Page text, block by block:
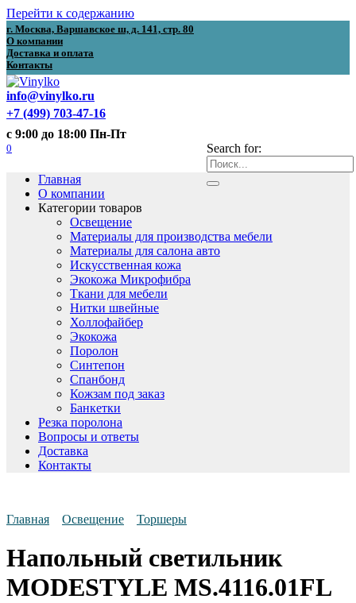
Перейти к содержанию
г. Москва, Варшавское ш, д. 141, стр. 80
О компании
Доставка и оплата
Контакты
info@vinylko.ru
+7 (499) 703-47-16
с 9:00 до 18:00 Пн-Пт
Search for:
0
Главная
О компании
Категории товаров
Освещение
Материалы для производства мебели
Материалы для салона авто
Искусственная кожа
Экокожа Микрофибра
Ткани для мебели
Нитки швейные
Холлофайбер
Экокожа
Поролон
Синтепон
Спанбонд
Кожзам под заказ
Банкетки
Резка поролона
Вопросы и ответы
Доставка
Контакты
Главная Освещение Торшеры
Напольный светильник
MODESTYLE MS.4116.01FL